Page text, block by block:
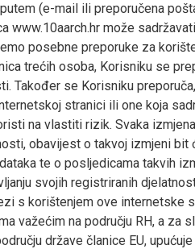
(e-mail ili preporučena
www.10aarch.hr može
posebne preporuke za
trećih osoba, Korisniku se
Također se Korisniku
stranici ili one koja
na vlastiti rizik. Svaka
obavijest o takvoj izmjeni bit
te o posljedicama takvih
svojih registriranih
s korištenjem ove internetske
važećim na području RH, a za
države članice EU,